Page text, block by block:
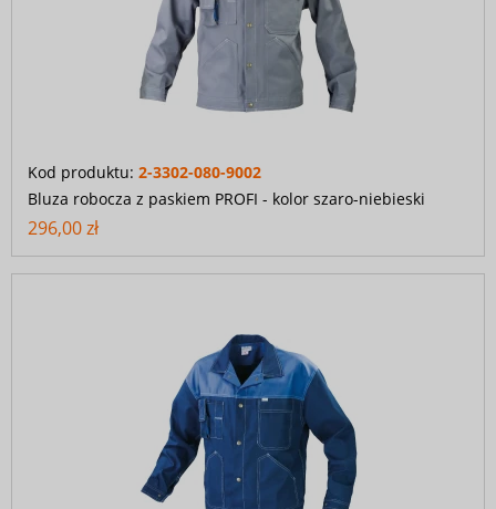
Kod produktu: 2-3302-080-9002
Bluza robocza z paskiem PROFI - kolor szaro-niebieski
296,00 zł